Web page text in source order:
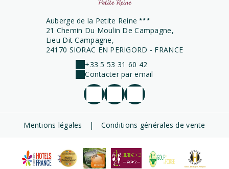
Auberge de la Petite Reine
21 Chemin Du Moulin De Campagne,
Lieu Dit Campagne,
24170 SIORAC EN PERIGORD - FRANCE
+33 5 53 31 60 42
Contacter par email
Mentions légales | Conditions générales de vente